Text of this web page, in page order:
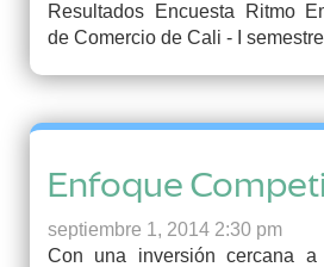
Resultados Encuesta Ritmo
de Comercio de Cali - I
Enfoque
septiembre 1, 2014 2:30 pm
Con una inversión cercana